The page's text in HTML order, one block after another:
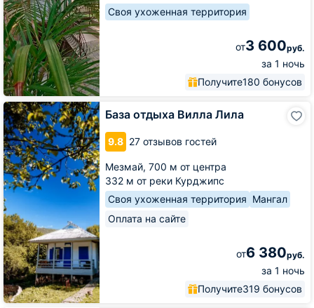
Своя ухоженная территория
от3 600руб.
за 1 ночь
Получите180 бонусов
База отдыха Вилла Лила
9.8 27 отзывов гостей
Мезмай, 700 м от центра
332 м от реки Курджипс
Своя ухоженная территория Мангал
Оплата на сайте
от6 380руб.
за 1 ночь
Получите319 бонусов
База
отдыха
Вилла
Лила